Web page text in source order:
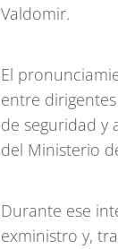
Valdomir.
El
entre
de seguridad y
del Ministerio
Durante ese
exministro y,